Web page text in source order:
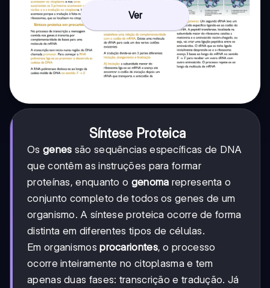
Ver
Síntese Proteica
Os genes são sequências específicas de DNA
que contêm as instruções para formar
proteínas, enquanto o genoma representa o
conjunto completo de todos os genes de um
organismo. A síntese proteica ocorre de forma
distinta em diferentes tipos de células.
Em organismosprocariontes, o processo
ocorre inteiramente no citoplasma e tem
apenas duas fases: transcrição e tradução. Já